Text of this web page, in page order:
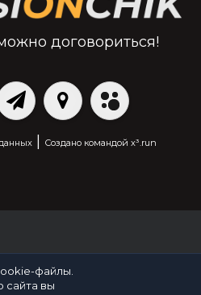
договориться!
Создано командой x³.run
файлы.
сайта вы